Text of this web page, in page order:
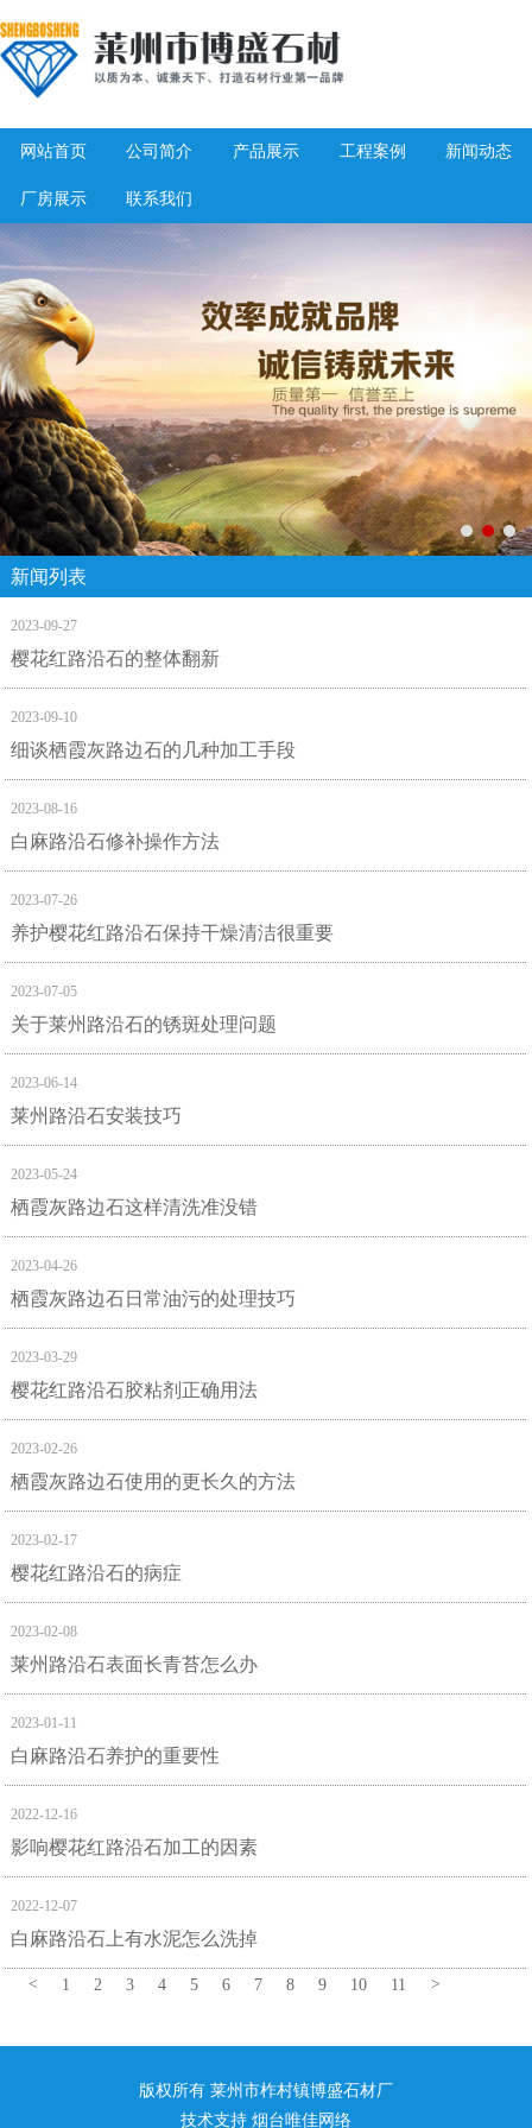
网站首页 公司简介 产品展示 工程案例 新闻动态
厂房展示 联系我们
新闻列表
2023-09-27
樱花红路沿石的整体翻新
2023-09-10
细谈栖霞灰路边石的几种加工手段
2023-08-16
白麻路沿石修补操作方法
2023-07-26
养护樱花红路沿石保持干燥清洁很重要
2023-07-05
关于莱州路沿石的锈斑处理问题
2023-06-14
莱州路沿石安装技巧
2023-05-24
栖霞灰路边石这样清洗准没错
2023-04-26
栖霞灰路边石日常油污的处理技巧
2023-03-29
樱花红路沿石胶粘剂正确用法
2023-02-26
栖霞灰路边石使用的更长久的方法
2023-02-17
樱花红路沿石的病症
2023-02-08
莱州路沿石表面长青苔怎么办
2023-01-11
白麻路沿石养护的重要性
2022-12-16
影响樱花红路沿石加工的因素
2022-12-07
白麻路沿石上有水泥怎么洗掉
< 1 2 3 4 5 6 7 8 9 10 11 >
版权所有 莱州市柞村镇博盛石材厂
技术支持 烟台唯佳网络